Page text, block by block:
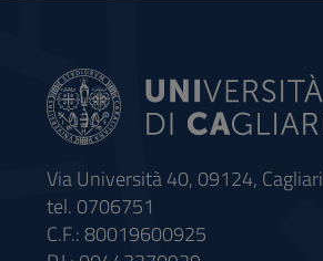
Via Università 40, 09124, Cagliari
tel. 0706751
C.F.: 80019600925